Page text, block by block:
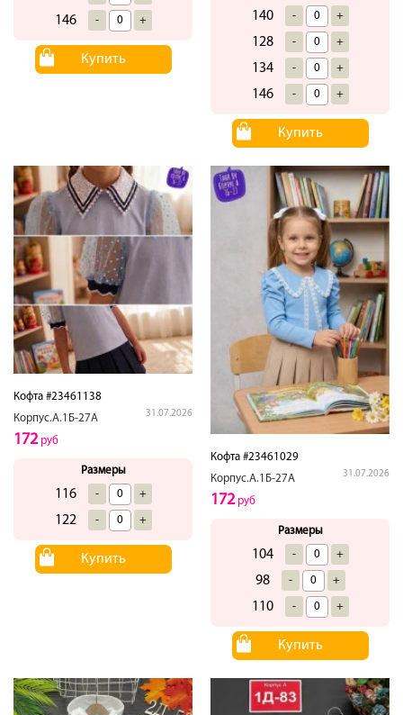
146 - +
Купить
140 - +
128 - +
134 - +
146 - +
Купить
Кофта #23461138
Корпус.А.1Б-27А
31.07.2026
172руб
Размеры
116 - +
122 - +
Купить
Кофта #23461029
Корпус.А.1Б-27А
31.07.2026
172руб
Размеры
104 - +
98 - +
110 - +
Купить